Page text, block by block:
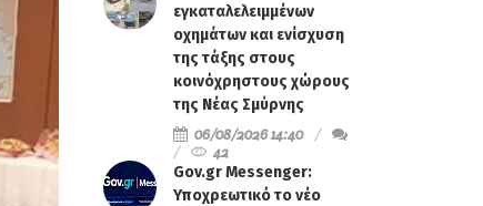
εγκαταλελειμμένων
οχημάτων και ενίσχυση
της τάξης στους
κοινόχρηστους χώρους
της Νέας Σμύρνης
06/08/2026 14:40
42
Gov.gr Messenger:
Υποχρεωτικό το νέο